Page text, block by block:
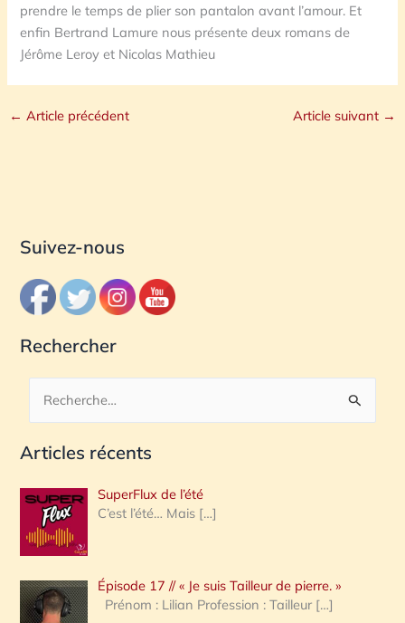
prendre le temps de plier son pantalon avant l’amour. Et
enfin Bertrand Lamure nous présente deux romans de
Jérôme Leroy et Nicolas Mathieu
← Article précédent Article suivant →
Suivez-nous
Rechercher
c
e
r
c
h
e
Articles récents
SuperFlux de l’été
C’est l’été… Mais […]
Épisode 17 // « Je suis Tailleur de pierre. »
Prénom : Lilian Profession : Tailleur […]